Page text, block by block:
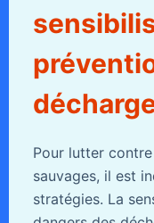
Pour lutter
sauvages, il est
stratégies. La